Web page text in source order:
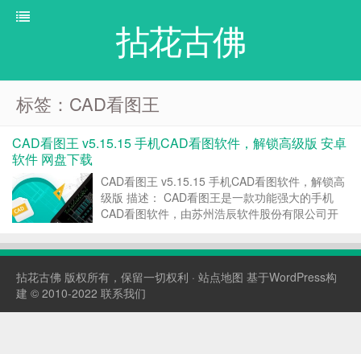
拈花古佛
标签：CAD看图王
CAD看图王 v5.15.15 手机CAD看图软件，解锁高级版 安卓
软件 网盘下载
CAD看图王 v5.15.15 手机CAD看图软件，解锁高
级版 描述： CAD看图王是一款功能强大的手机
CAD看图软件，由苏州浩辰软件股份有限公司开
辰CAD、天正建筑等多种CAD图纸格式，实现
拈花古佛 版权所有，保留一切权利 · 站点地图 基于WordPress构
建 © 2010-2022 联系我们